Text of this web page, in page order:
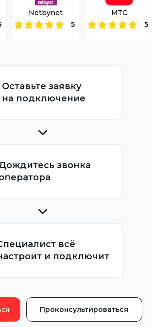
Netbynet
5
МТС
5
Оставьте заявку
на подключение
звонка
всё
и подключит
Проконсультироваться